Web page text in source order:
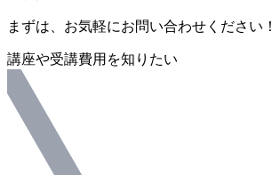
まずは、お気軽にお問い合わせください！
講座や受講費用を知りたい